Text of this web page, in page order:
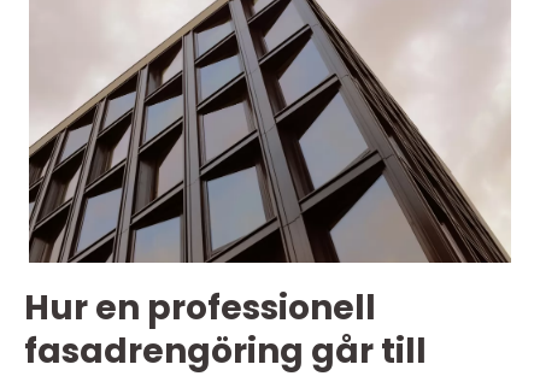
Hur en professionell
fasadrengöring går till